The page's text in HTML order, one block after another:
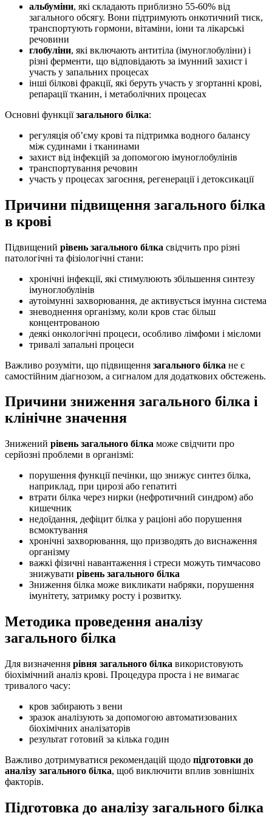
альбуміни, які складають приблизно 55-60% від
загального обсягу. Вони підтримують онкотичний тиск,
транспортують гормони, вітаміни, іони та лікарські
речовини
глобуліни, які включають антитіла (імуноглобуліни) і
різні ферменти, що відповідають за імунний захист і
участь у запальних процесах
інші білкові фракції, які беруть участь у згортанні крові,
репарації тканин, і метаболічних процесах
Основні функціїзагального білка:
регуляція об’єму крові та підтримка водного балансу
між судинами і тканинами
захист від інфекцій за допомогою імуноглобулінів
транспортування речовин
участь у процесах загоєння, регенерації і детоксикації
Причини підвищення загального білка
в крові
Підвищений рівень загального білка свідчить про різні
патологічні та фізіологічні стани:
хронічні інфекції, які стимулюють збільшення синтезу
імуноглобулінів
аутоімунні захворювання, де активується імунна система
зневоднення організму, коли кров стає більш
концентрованою
деякі онкологічні процеси, особливо лімфоми і мієломи
тривалі запальні процеси
Важливо розуміти, що підвищення загального білка не є
самостійним діагнозом, а сигналом для додаткових обстежень.
Причини зниження загального білка і
клінічне значення
Знижений рівень загального білка може свідчити про
серйозні проблеми в організмі:
порушення функції печінки, що знижує синтез білка,
наприклад, при цирозі або гепатиті
втрати білка через нирки (нефротичний синдром) або
кишечник
недоїдання, дефіцит білка у раціоні або порушення
всмоктування
хронічні захворювання, що призводять до виснаження
організму
важкі фізичні навантаження і стреси можуть тимчасово
знижувати рівень загального білка
Зниження білка може викликати набряки, порушення
імунітету, затримку росту і розвитку.
Методика проведення аналізу
загального білка
Для визначення рівня загального білка використовують
біохімічний аналіз крові. Процедура проста і не вимагає
тривалого часу:
кров забирають з вени
зразок аналізують за допомогою автоматизованих
біохімічних аналізаторів
результат готовий за кілька годин
Важливо дотримуватися рекомендацій щодо підготовки до
аналізу загального білка, щоб виключити вплив зовнішніх
факторів.
Підготовка до аналізу загального білка